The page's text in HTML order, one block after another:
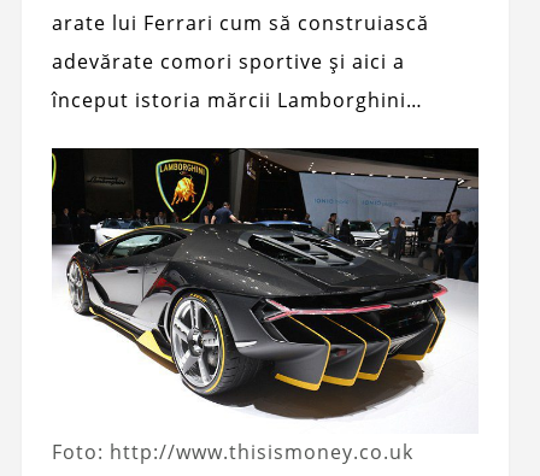
arate lui Ferrari cum să construiască
adevărate comori sportive și aici a
început istoria mărcii Lamborghini…
Foto: http://www.thisismoney.co.uk